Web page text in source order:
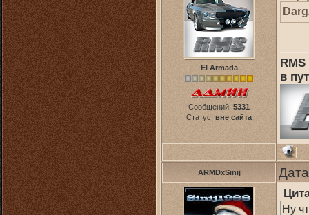
El Armada
Сообщений: 5331
Статус: вне сайта
в
ARMDxSinij
Ну